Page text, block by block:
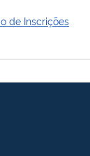
de Inscrições